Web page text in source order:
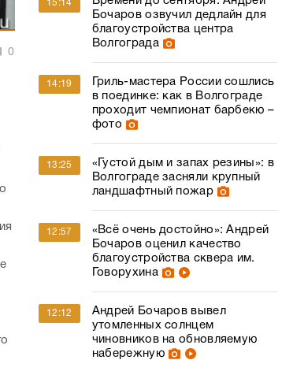
проходит чемпионат барбекю –
фото
«Густой дым и запах резины»: в
Волгограде засняли крупный
ландшафтный пожар
«Всё очень достойно»: Андрей
Бочаров оценил качество
благоустройства сквера им.
Говорухина
Андрей Бочаров вывел
утомленных солнцем
чиновников на обновляемую
набережную
Под Волгоградом шестеро
госпитализированы после
массового ДТП на
федеральной трассе